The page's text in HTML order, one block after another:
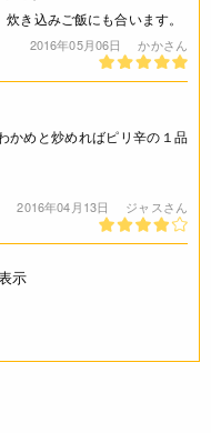
き込みご飯にも合います。
2016年05月06日 かかさん
かめと炒めればピリ辛の１品
2016年04月13日 ジャスさん
示